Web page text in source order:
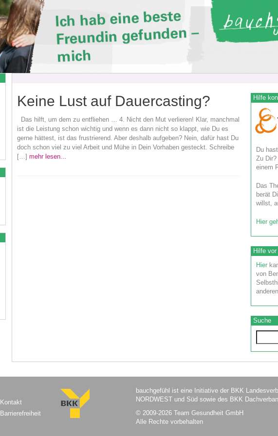
Keine Lust auf Dauercasting?
Das hilft, um dem zu entfliehen … 4. Nicht den Mut verlieren! Klar, manchmal
ist die Leistung schon wichtig und wenn es dann nicht so klappt, wie Du es
gerne hättest, ist das frustrierend. Aber deshalb aufgeben? Nein, dafür hast Du
doch schon viel zu viel Arbeit und Mühe in Dein Vorhaben gesteckt. Schreibe
[…] mehr lesen...
Hilfe
Du
Zu
einem
Das
berät
willst,
Hier
Hilfe vor
Hier
von
Suche
Kontakt
Barrierefreiheit
bauchgefühl ist eine Initiative der BKK
NORDWEST und Süd sowie des BKK
© 2009-2026 Team Gesundheit GmbH
Alle Rechte vorbehalten